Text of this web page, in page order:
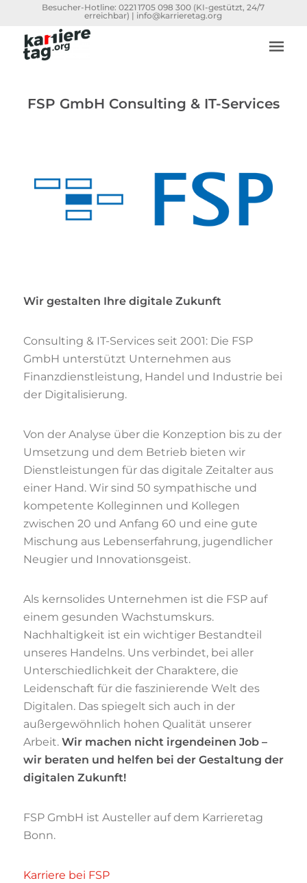
Besucher-Hotline:0221 1705 098 300 (KI-gestützt, 24/7
erreichbar) | info@karrieretag.org
FSP GmbH Consulting & IT-Services
Wir gestalten Ihre digitale Zukunft
Consulting & IT-Services seit 2001: Die FSP
GmbH unterstützt Unternehmen aus
Finanzdienstleistung, Handel und Industrie bei
der Digitalisierung.
Von der Analyse über die Konzeption bis zu der
Umsetzung und dem Betrieb bieten wir
Dienstleistungen für das digitale Zeitalter aus
einer Hand. Wir sind 50 sympathische und
kompetente Kolleginnen und Kollegen
zwischen 20 und Anfang 60 und eine gute
Mischung aus Lebenserfahrung, jugendlicher
Neugier und Innovationsgeist.
Als kernsolides Unternehmen ist die FSP auf
einem gesunden Wachstumskurs.
Nachhaltigkeit ist ein wichtiger Bestandteil
unseres Handelns. Uns verbindet, bei aller
Unterschiedlichkeit der Charaktere, die
Leidenschaft für die faszinierende Welt des
Digitalen. Das spiegelt sich auch in der
außergewöhnlich hohen Qualität unserer
Arbeit. Wir machen nicht irgendeinen Job –
wir beraten und helfen bei der Gestaltung der
digitalen Zukunft!
FSP GmbH ist Austeller auf dem Karrieretag
Bonn.
Karriere bei FSP